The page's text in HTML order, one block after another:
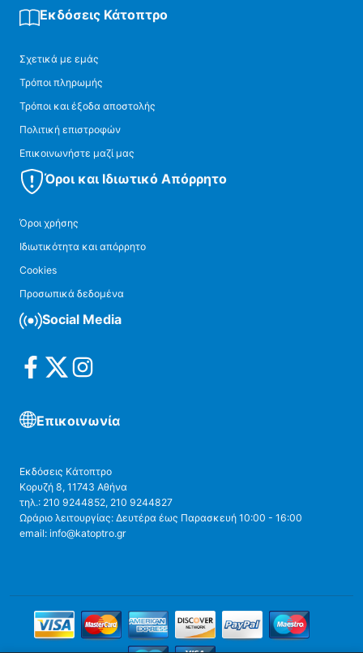
Εκδόσεις Κάτοπτρο
Σχετικά με εμάς
Τρόποι πληρωμής
Τρόποι και έξοδα αποστολής
Πολιτική επιστροφών
Επικοινωνήστε μαζί μας
Όροι και Ιδιωτικό Απόρρητο
Όροι χρήσης
Ιδιωτικότητα και απόρρητο
Cookies
Προσωπικά δεδομένα
Social Media
Επικοινωνία
Εκδόσεις Κάτοπτρο
Κορυζή 8, 11743 Αθήνα
τηλ.: 210 9244852, 210 9244827
Ωράριο λειτουργίας: Δευτέρα έως Παρασκευή 10:00 - 16:00
email: info@katoptro.gr